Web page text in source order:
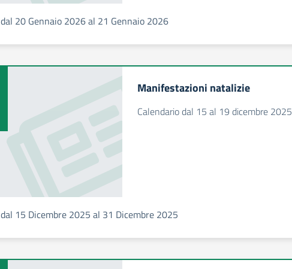
dal 20 Gennaio 2026 al 21 Gennaio 2026
Manifestazioni natalizie
Calendario dal 15 al 19 dicembre 2025
dal 15 Dicembre 2025 al 31 Dicembre 2025